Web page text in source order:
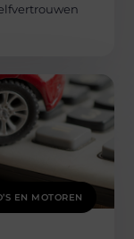
EN MOTOREN